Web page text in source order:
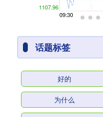
话题标签
好的
为什么